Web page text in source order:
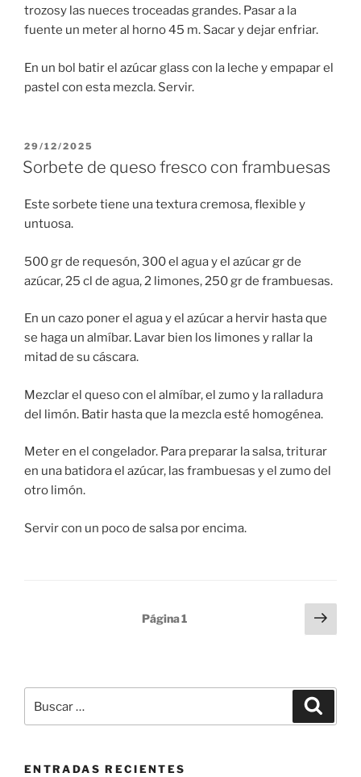
trozosy las nueces troceadas grandes. Pasar a la
fuente un meter al horno 45 m. Sacar y dejar enfriar.
En un bol batir el azúcar glass con la leche y empapar el
pastel con esta mezcla. Servir.
PUBLICADO
EL
29/12/2025
Sorbete de queso fresco con frambuesas
Este sorbete tiene una textura cremosa, flexible y
untuosa.
500 gr de requesón, 300 el agua y el azúcar gr de
azúcar, 25 cl de agua, 2 limones, 250 gr de frambuesas.
En un cazo poner el agua y el azúcar a hervir hasta que
se haga un almíbar. Lavar bien los limones y rallar la
mitad de su cáscara.
Mezclar el queso con el almíbar, el zumo y la ralladura
del limón. Batir hasta que la mezcla esté homogénea.
Meter en el congelador. Para preparar la salsa, triturar
en una batidora el azúcar, las frambuesas y el zumo del
otro limón.
Servir con un poco de salsa por encima.
Página1
por:
ENTRADAS RECIENTES